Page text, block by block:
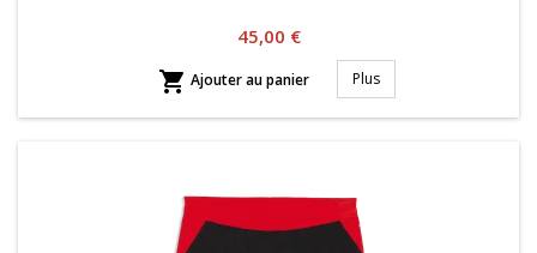
Prix
45,00 €
 Ajouter au panier Plus